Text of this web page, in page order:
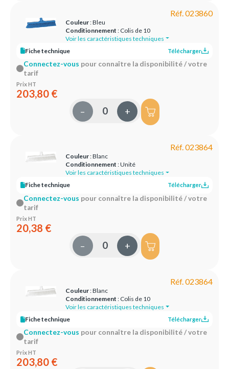
Réf. 023860
Couleur: Bleu
Conditionnement : Colis de 10
Voir les caractéristiques techniques
Fiche technique
Télécharger
Connectez-vous pour connaître la disponibilité / votre
tarif
Prix HT
203,80 €
– +
Réf. 023864
Couleur: Blanc
Conditionnement : Unité
Voir les caractéristiques techniques
Fiche technique
Télécharger
Connectez-vous pour connaître la disponibilité / votre
tarif
Prix HT
20,38 €
– +
Réf. 023864
Couleur: Blanc
Conditionnement : Colis de 10
Voir les caractéristiques techniques
Fiche technique
Télécharger
Connectez-vous pour connaître la disponibilité / votre
tarif
Prix HT
203,80 €